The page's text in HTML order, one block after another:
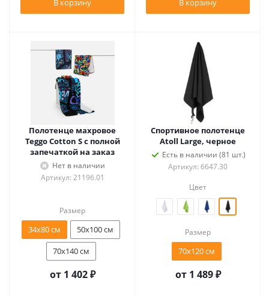
В корзину В корзину
Полотенце махровое
Teggo Cotton S с полной
запечаткой на заказ
Нет в наличии
Артикул: 21196.01
Размер
34х80 см
50х100 см
70х140 см
от 1 402 ₽
Спортивное полотенце
Atoll Large, черное
Есть в наличии (81 шт.)
Артикул: 6647.30
Цвет
Размер
70х120 см
от 1 489 ₽